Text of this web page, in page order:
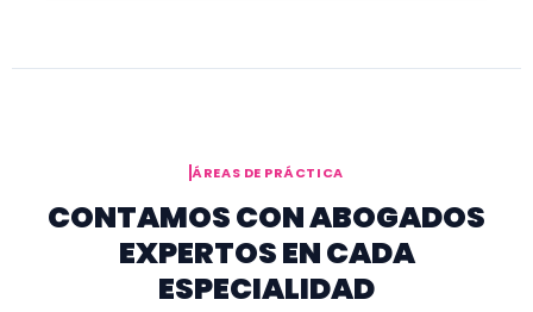
ÁREAS DE PRÁCTICA
CONTAMOS CON ABOGADOS
EXPERTOS EN CADA
ESPECIALIDAD